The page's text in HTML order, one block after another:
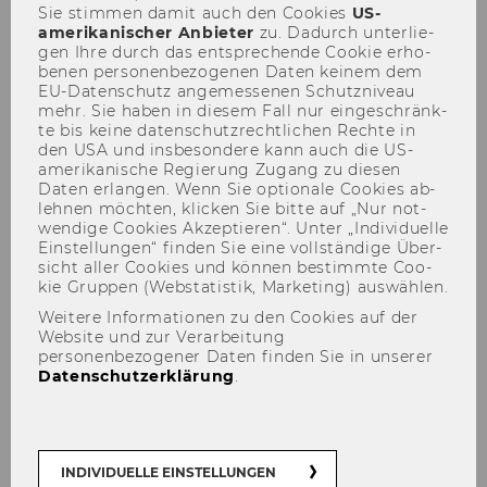
NPO-Forum 2025: Anmeldung
Zukunft gestalten: Das Ende
der Welt, wie wir sie kannten?
Strategisches
Governance für eine
Sie stim­men damit auch den Coo­kies US-​
amerikanischer An­bie­ter zu. Da­durch un­ter­lie­
gen Ihre durch das ent­spre­chen­de Coo­kie er­ho­
be­nen per­so­nen­be­zo­ge­nen Daten kei­nem dem
EU-​Datenschutz an­ge­mes­se­nen Schutz­ni­veau
mehr. Sie haben in die­sem Fall nur ein­ge­schränk­
te bis keine da­ten­schutz­recht­li­chen Rech­te in
den USA und ins­be­son­de­re kann auch die US-​
amerikanische Re­gie­rung Zu­gang zu die­sen
Daten er­lan­gen. Wenn Sie op­tio­na­le Coo­kies ab­
leh­nen möch­ten, kli­cken Sie bitte auf „Nur not­
wen­di­ge Coo­kies Ak­zep­tie­ren“. Unter „In­di­vi­du­el­le
Ein­stel­lun­gen“ fin­den Sie eine voll­stän­di­ge Über­
sicht aller Coo­kies und kön­nen be­stimm­te Coo­
kie Grup­pen (Web­sta­tis­tik, Mar­ke­ting) aus­wäh­len.
Weitere Informationen zu den Cookies auf der
Website und zur Verarbeitung
personenbezogener Daten finden Sie in unserer
Datenschutzerklärung.
INDIVIDUELLE EINSTELLUNGEN